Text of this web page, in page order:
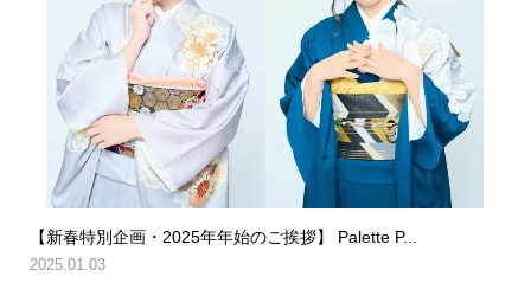
【新春特別企画・2025年年始のご挨拶】 Palette P...
2025.01.03